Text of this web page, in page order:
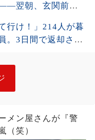
翌朝、玄関前に
行け！」214人が暮
。3日間で返却され
メン屋さんが『警
（笑）